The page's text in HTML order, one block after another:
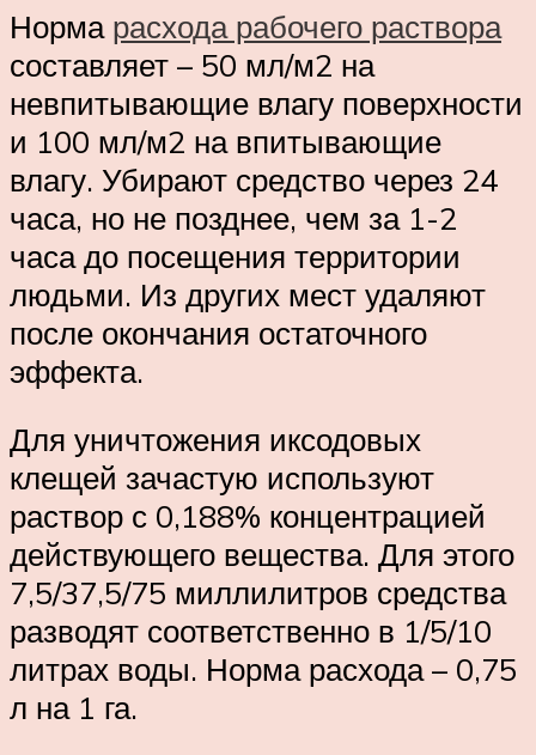
Норма расхода рабочего раствора
составляет – 50 мл/м2 на
невпитывающие влагу поверхности
и 100 мл/м2 на впитывающие
влагу. Убирают средство через 24
часа, но не позднее, чем за 1-2
часа до посещения территории
людьми. Из других мест удаляют
после окончания остаточного
эффекта.
Для уничтожения иксодовых
клещей зачастую используют
раствор с 0,188% концентрацией
действующего вещества. Для этого
7,5/37,5/75 миллилитров средства
разводят соответственно в 1/5/10
литрах воды. Норма расхода – 0,75
л на 1 га.